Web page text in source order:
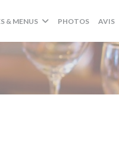
& MENUS PHOTOS AVIS